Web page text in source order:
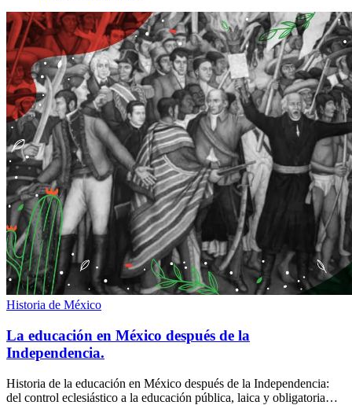
Historia de México
La educación en México después de la
Independencia.
Historia de la educación en México después de la Independencia:
del control eclesiástico a la educación pública, laica y obligatoria